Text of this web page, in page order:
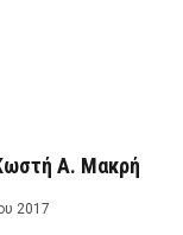
Α. Μακρή
2017